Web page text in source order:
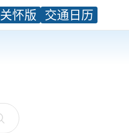
关怀版 交通日历